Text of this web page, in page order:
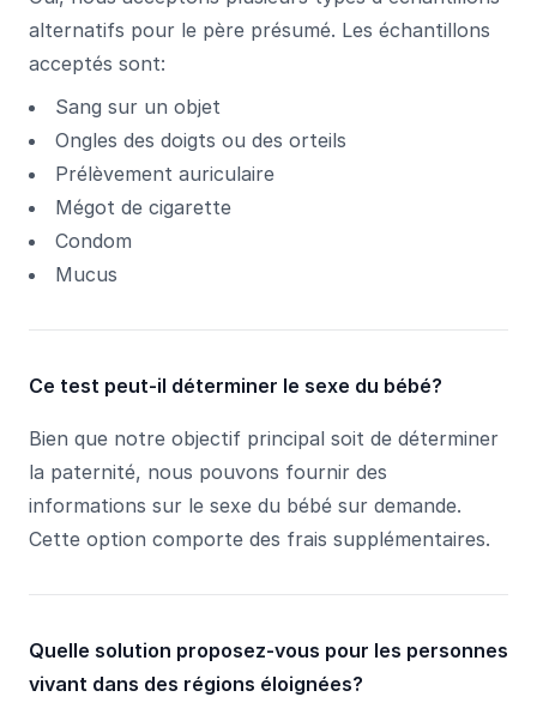
alternatifs pour le père présumé. Les échantillons
acceptés sont:
Sang sur un objet
Ongles des doigts ou des orteils
Prélèvement auriculaire
Mégot de cigarette
Condom
Mucus
Ce test peut-il déterminer le sexe du bébé?
Bien que notre objectif principal soit de déterminer
la paternité, nous pouvons fournir des
informations sur le sexe du bébé sur demande.
Cette option comporte des frais supplémentaires.
Quelle solution proposez-vous pour les personnes
vivant dans des régions éloignées?